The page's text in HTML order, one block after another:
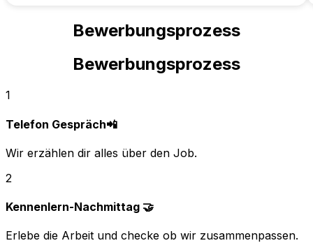
Bewerbungsprozess
Bewerbungsprozess
1
Telefon Gespräch📲
Wir erzählen dir alles über den Job.
2
Kennenlern-Nachmittag 🤝
Erlebe die Arbeit und checke ob wir zusammenpassen.